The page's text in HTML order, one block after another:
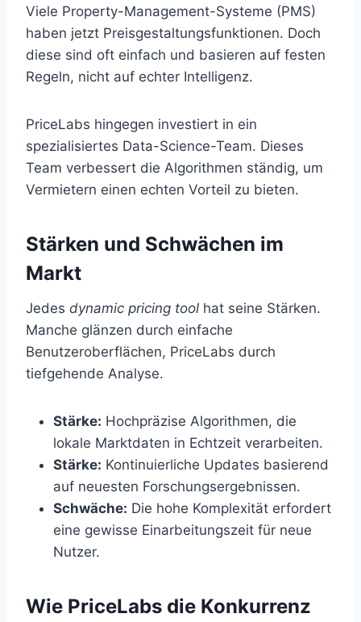
Viele Property-Management-Systeme (PMS)
haben jetzt Preisgestaltungsfunktionen. Doch
diese sind oft einfach und basieren auf festen
Regeln, nicht auf echter Intelligenz.
PriceLabs hingegen investiert in ein
spezialisiertes Data-Science-Team. Dieses
Team verbessert die Algorithmen ständig, um
Vermietern einen echten Vorteil zu bieten.
Stärken und Schwächen im
Markt
Jedes dynamic pricing tool hat seine Stärken.
Manche glänzen durch einfache
Benutzeroberflächen, PriceLabs durch
tiefgehende Analyse.
Stärke: Hochpräzise Algorithmen, die
lokale Marktdaten in Echtzeit verarbeiten.
Stärke: Kontinuierliche Updates basierend
auf neuesten Forschungsergebnissen.
Schwäche: Die hohe Komplexität erfordert
eine gewisse Einarbeitungszeit für neue
Nutzer.
Wie PriceLabs die Konkurrenz